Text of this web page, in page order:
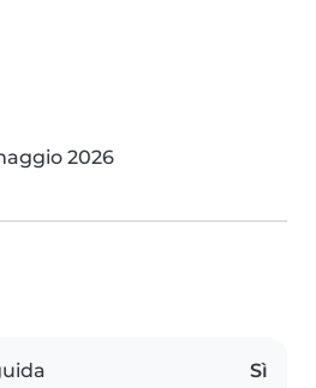
2026
Sì